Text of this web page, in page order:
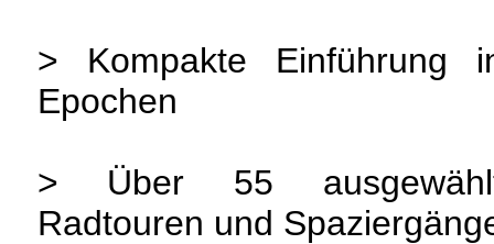
> Kompakte Einführung
Epochen
> Über 55
Radtouren und